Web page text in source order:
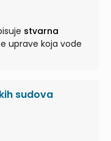
stvarna
uprave koja vode
sudova